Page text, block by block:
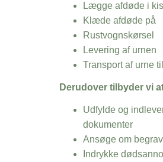
Lægge afdøde i
Klæde afdøde på
Rustvognskørsel
Levering af urnen
Transport af urne
Derudover tilbyder vi
Udfylde og
dokumenter
Ansøge om
Indrykke